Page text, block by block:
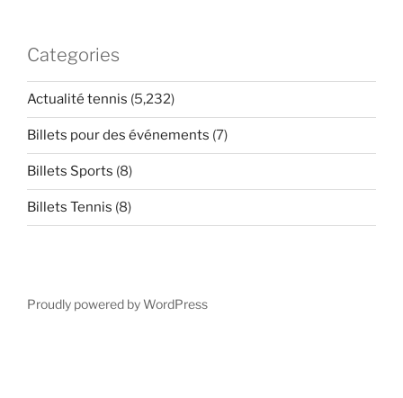
Categories
Actualité tennis (5,232)
Billets pour des événements (7)
Billets Sports (8)
Billets Tennis (8)
Proudly powered by WordPress